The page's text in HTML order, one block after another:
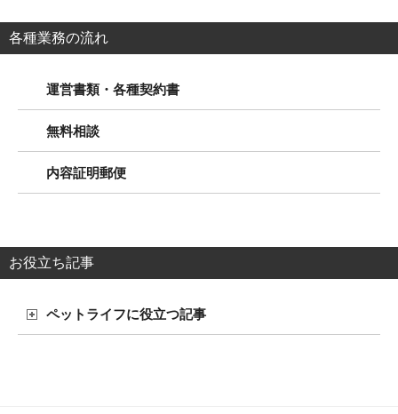
各種業務の流れ
運営書類・各種契約書
無料相談
内容証明郵便
お役立ち記事
ペットライフに役立つ記事